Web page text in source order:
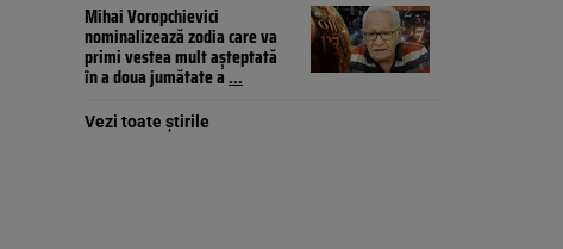
Mihai Voropchievici
nominalizează zodia care va
primi vestea mult așteptată
în a doua jumătate a...
Vezi toate știrile